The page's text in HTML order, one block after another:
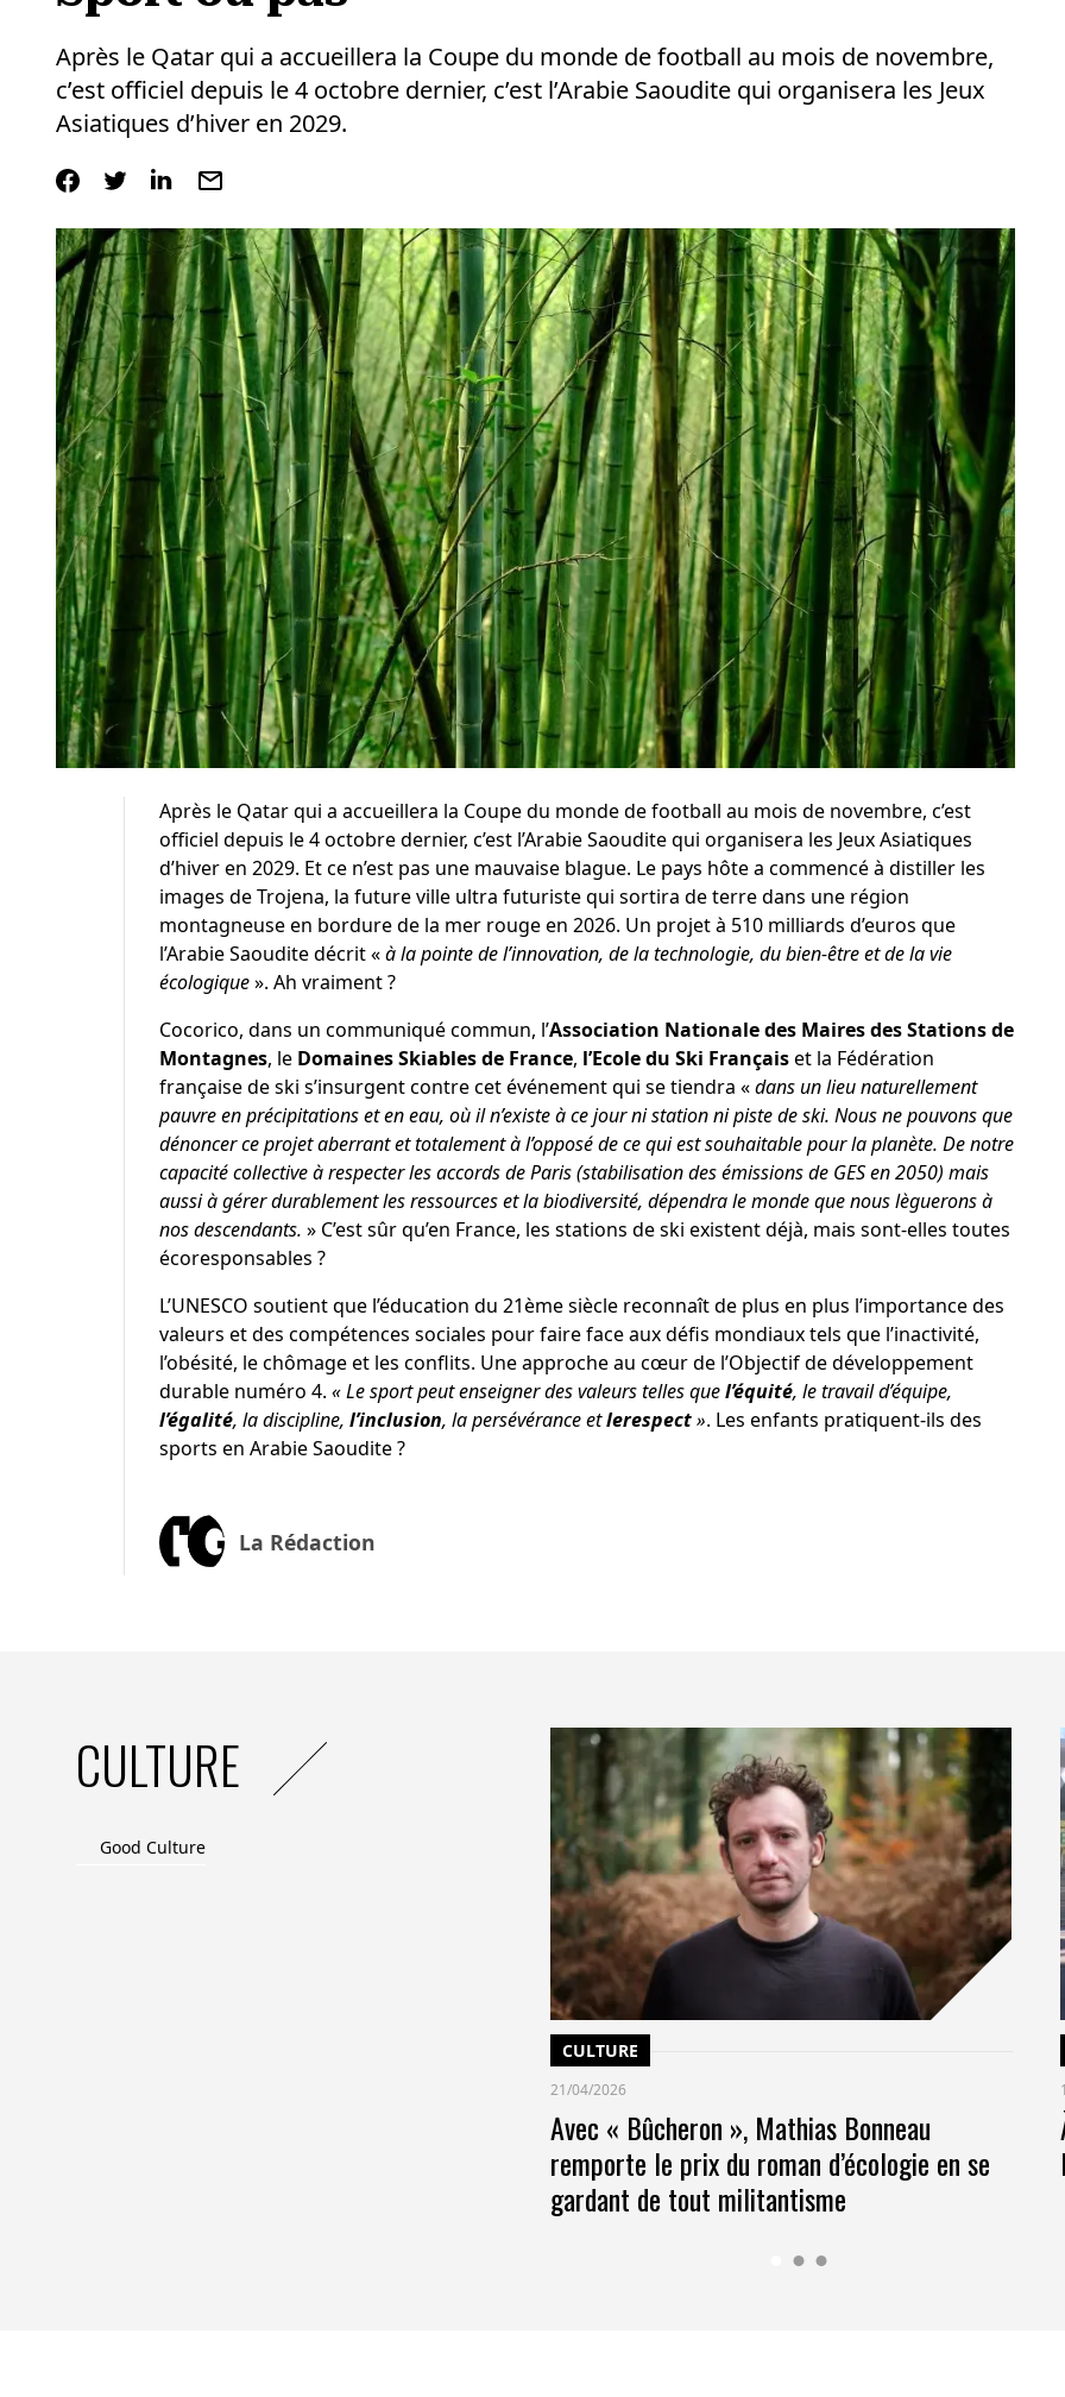
Après le Qatar qui a accueillera la Coupe du monde de football au mois de novembre,
c’est officiel depuis le 4 octobre dernier, c’est l’Arabie Saoudite qui organisera les Jeux
Asiatiques d’hiver en 2029.
Après le Qatarqui a accueillera la Coupe du monde de football au mois de novembre, c’est
officiel depuis le 4 octobre dernier, c’est l’Arabie Saoudite qui organisera les Jeux Asiatiques
d’hiver en 2029. Et ce n’est pas une mauvaise blague. Le pays hôte a commencé à distiller les
images de Trojena, la future ville ultra futuriste qui sortira de terre dans une région
montagneuse en bordure de la mer rouge en 2026. Un projet à 510 milliards d’euros que
l’Arabie Saoudite décrit «à la pointe de l’innovation, de la technologie, du bien-être et de la vie
écologique». Ah vraiment ?
Cocorico, dans un communiqué commun, l’Association Nationale des Maires des Stations de
Montagnes, le Domaines Skiables de France, l’Ecole du Ski Françaiset la Fédération
française de ski s’insurgent contre cet événement qui se tiendra «dans un lieu naturellement
pauvre en précipitations et en eau, où il n’existe à ce jour ni station ni piste de ski. Nous ne pouvons que
dénoncer ce projet aberrant et totalement à l’opposé de ce qui est souhaitable pour la planète. De notre
capacité collective à respecter les accords de Paris (stabilisation des émissions de GES en 2050) mais
aussi à gérer durablement les ressources et la biodiversité, dépendra le monde que nous lèguerons à
nos descendants. » C’est sûr qu’en France, les stations de ski existent déjà, mais sont-elles toutes
écoresponsables ?
L’UNESCO soutient que l’éducation du 21ème siècle reconnaît de plus en plus l’importance des
valeurs et des compétences sociales pour faire face aux défis mondiaux tels que l’inactivité,
l’obésité, le chômage et les conflits. Une approche au cœur de l’Objectif de développement
durable numéro 4. « Le sport peut enseigner des valeurs telles quel’équité, le travail d’équipe,
l’égalité, la discipline, l’inclusion, la persévérance etlerespect». Les enfants pratiquent-ils des
sports en Arabie Saoudite ?
La Rédaction
CULTURE
Good Culture
CULTURE
21/04/2026
Avec « Bûcheron », Mathias Bonneau
remporte le prix du roman d’écologie en se
gardant de tout militantisme